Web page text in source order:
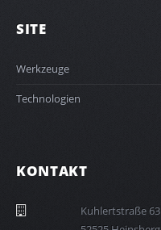
SITE
Werkzeuge
Technologien
KONTAKT
36 eßartstrelhuK